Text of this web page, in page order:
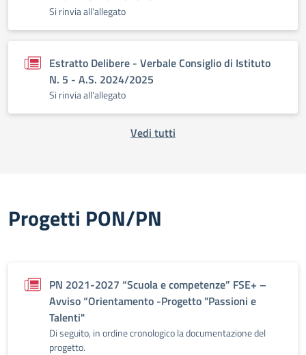
Si rinvia all'allegato
Estratto Delibere - Verbale Consiglio di Istituto
N. 5 - A.S. 2024/2025
Si rinvia all'allegato
Vedi tutti
Progetti PON/PN
PN 2021-2027 “Scuola e competenze” FSE+ –
Avviso “Orientamento -Progetto "Passioni e
Talenti"
Di seguito, in ordine cronologico la documentazione del
progetto.